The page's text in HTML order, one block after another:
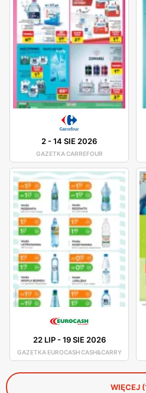
2-14 SIE 2026
GAZETKA CARREFOUR
22 LIP-19 SIE 2026
GAZETKA EUROCASH CASH&CARRY
WIĘCEJ